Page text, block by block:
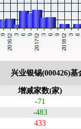
兴业银锡(000426)
增减家数(家)
-71
-483
433